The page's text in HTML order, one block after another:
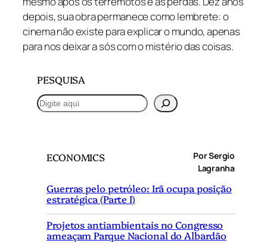
depois, sua obra permanece como lembrete: o
cinema não existe para explicar o mundo, apenas
para nos deixar a sós com o mistério das coisas.
PESQUISA
P
e
ECONOMICS
Por Sergio
Lagranha
Guerras pelo petróleo: Irã ocupa posição
estratégica (Parte I)
Projetos antiambientais no Congresso
ameaçam Parque Nacional do Albardão